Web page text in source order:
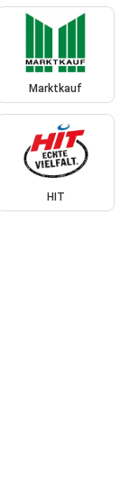
Marktkauf
HIT